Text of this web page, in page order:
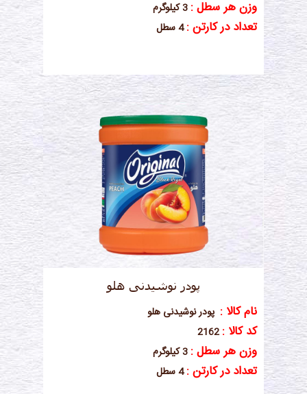
وزن هر سطل :
تعداد در کارتن :4 سطل
پودر نوشیدنی هلو
نام کالا : پودر نوشیدنی هلو
کد کالا :
وزن هر سطل :
تعداد در کارتن :4 سطل